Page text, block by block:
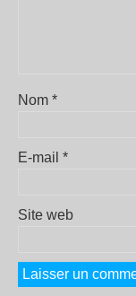
Nom *
E-mail *
Site web